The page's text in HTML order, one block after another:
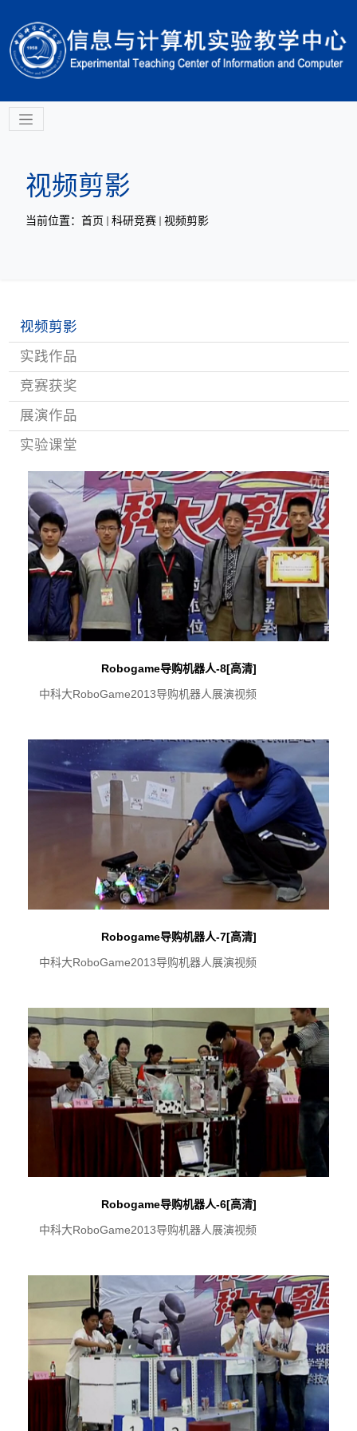
视频剪影
当前位置： 首页 科研竞赛 视频剪影
视频剪影
实践作品
竞赛获奖
展演作品
实验课堂
Robogame导购机器人-8[高清]
中科大RoboGame2013导购机器人展演视频
Robogame导购机器人-7[高清]
中科大RoboGame2013导购机器人展演视频
Robogame导购机器人-6[高清]
中科大RoboGame2013导购机器人展演视频